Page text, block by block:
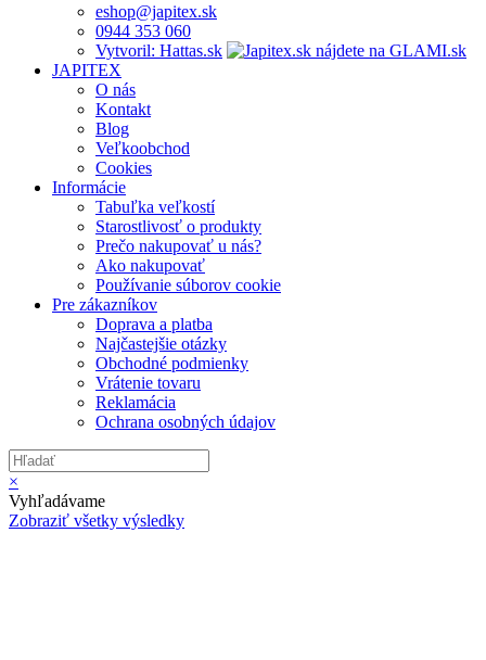
eshop@japitex.sk
0944 353 060
Vytvoril: Hattas.sk
JAPITEX
O nás
Kontakt
Blog
Veľkoobchod
Cookies
Informácie
Tabuľka veľkostí
Starostlivosť o produkty
Prečo nakupovať u nás?
Ako nakupovať
Používanie súborov cookie
Pre zákazníkov
Doprava a platba
Najčastejšie otázky
Obchodné podmienky
Vrátenie tovaru
Reklamácia
Ochrana osobných údajov
×
Vyhľadávame
Zobraziť všetky výsledky